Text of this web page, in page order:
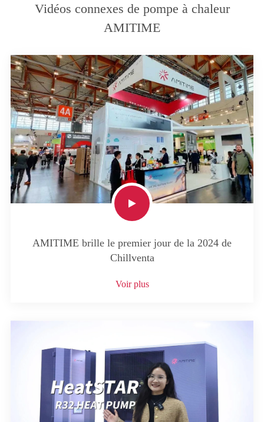
Vidéos connexes de pompe à chaleur
AMITIME
AMITIME brille le premier jour de la 2024 de
Chillventa
Voir plus